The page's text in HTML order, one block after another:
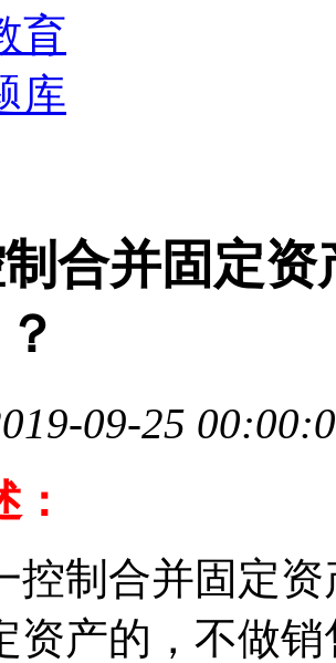
育
库
合并固定
09-25
控制合并固定
资产的，不做